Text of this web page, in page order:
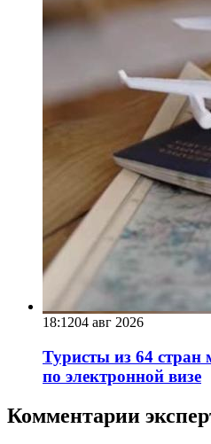
18:1204 авг 2026
Туристы из 64 стран
по электронной визе
Комментарии